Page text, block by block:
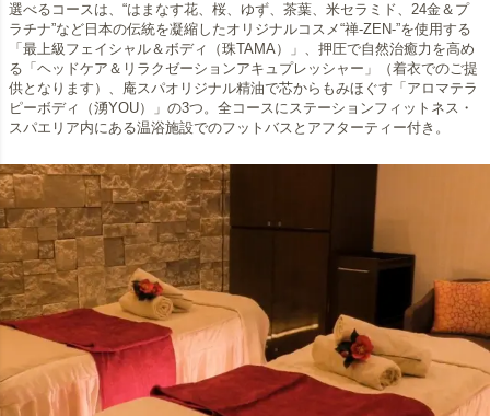
選べるコースは、“はまなす花、桜、ゆず、茶葉、米セラミド、24金＆プ
ラチナ”など日本の伝統を凝縮したオリジナルコスメ“禅-ZEN‐”を使用する
「最上級フェイシャル＆ボディ（珠TAMA）」、押圧で自然治癒力を高め
る「ヘッドケア＆リラクゼーションアキュプレッシャー」（着衣でのご提
供となります）、庵スパオリジナル精油で芯からもみほぐす「アロマテラ
ピーボディ（湧YOU）」の3つ。全コースにステーションフィットネス・
スパエリア内にある温浴施設でのフットバスとアフターティー付き。